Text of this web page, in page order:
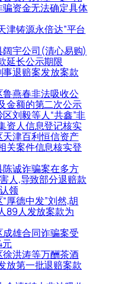
资金无法确定具体
津铸源永倍达”平台
宇公司(清心易购)
延长公示期限
退赔案发放案款
燕春非法吸收公
金额的第二次公示
刘毅等人“共鑫”非
资人信息登记核实
津百利恒信资产
关案件信息核实登
诚诈骗案在多方
人,导致部分退赔款
领
厚德中发”刘然,胡
89人发放案款为
雄合同诈骗案受
洪涛等万酬茶酒
放第一批退赔案款